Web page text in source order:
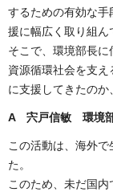
するための有効な
援に幅広く取り組ん
そこで、環境部長に
資源循環社会を支
に支援してきたのか
A 宍戸信敏 環境
この活動は、海外
た。
このため、未だ国内